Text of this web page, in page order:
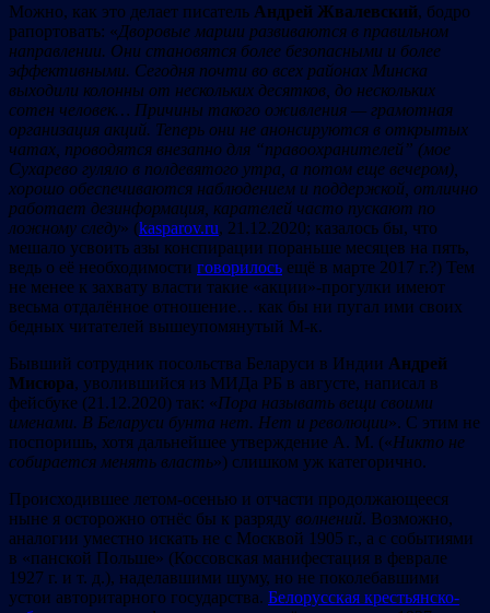
Можно, как это делает писатель Андрей Жвалевский, бодро
рапортовать: «Дворовые марши развиваются в правильном
направлении. Они становятся более безопасными и более
эффективными. Сегодня почти во всех районах Минска
выходили колонны от нескольких десятков, до нескольких
сотен человек… Причины такого оживления — грамотная
организация акций. Теперь они не анонсируются в открытых
чатах, проводятся внезапно для “правоохранителей” (мое
Сухарево гуляло в полдевятого утра, а потом еще вечером),
хорошо обеспечиваются наблюдением и поддержкой, отлично
работает дезинформация, карателей часто пускают по
ложному следу» (kasparov.ru, 21.12.2020; казалось бы, что
мешало усвоить азы конспирации пораньше месяцев на пять,
ведь о её необходимости говорилось ещё в марте 2017 г.?) Тем
не менее к захвату власти такие «акции»-прогулки имеют
весьма отдалённое отношение… как бы ни пугал ими своих
бедных читателей вышеупомянутый М-к.
Бывший сотрудник посольства Беларуси в Индии Андрей
Мисюра, уволившийся из МИДа РБ в августе, написал в
фейсбуке (21.12.2020) так: «Пора называть вещи своими
именами. В Беларуси бунта нет. Нет и революции». С этим не
поспоришь, хотя дальнейшее утверждение А. М. («Никто не
собирается менять власть») слишком уж категорично.
Происходившее летом-осенью и отчасти продолжающееся
ныне я осторожно отнёс бы к разряду волнений. Возможно,
аналогии уместно искать не с Москвой 1905 г., а с событиями
в «панской Польше» (Коссовская манифестация в феврале
1927 г. и т. д.), наделавшими шуму, но не поколебавшими
устои авторитарного государства. Белорусская крестьянско-